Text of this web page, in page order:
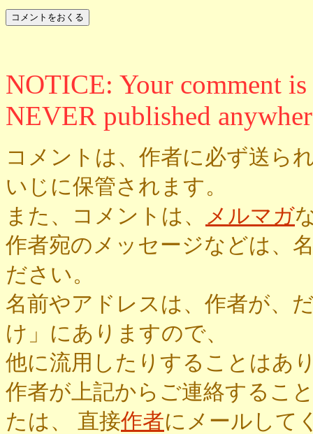
NOTICE: Your comment
NEVER published
コメントは、作者に必ず送ら
いじに保管されます。
また、コメントは、
メルマガ
作者宛のメッセージなどは、
ださい。
名前やアドレスは、作者が、
け」にありますので、
他に流用したりすることはあ
作者が上記からご連絡するこ
たは、 直接作者にメールして